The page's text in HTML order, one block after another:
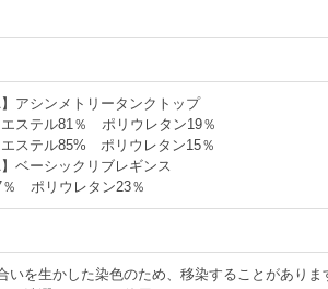
アシンメトリータンクトップ
ステル81％ ポリウレタン19％
ステル85% ポリウレタン15％
ベーシックリブレギンス
％ ポリウレタン23％
いを生かした染色のため、移染することがあり